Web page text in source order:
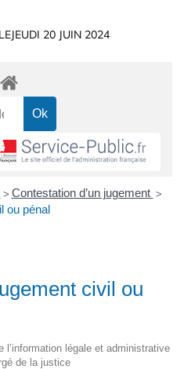
JEUDI 20 JUIN 2024
> Contestation d’un jugement >
ou pénal
civil ou
l’information légale et administrative
de la justice